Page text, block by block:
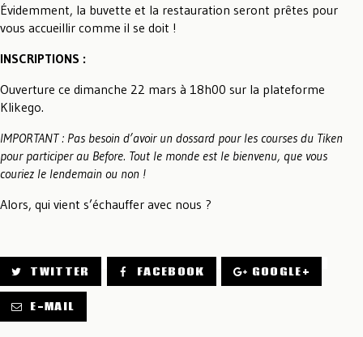
Évidemment, la buvette et la restauration seront prêtes pour
vous accueillir comme il se doit !
INSCRIPTIONS :
Ouverture ce dimanche 22 mars à 18h00 sur la plateforme
Klikego.
IMPORTANT : Pas besoin d’avoir un dossard pour les courses du Tiken
pour participer au Before. Tout le monde est le bienvenu, que vous
couriez le lendemain ou non !
Alors, qui vient s’échauffer avec nous ?
TWITTER FACEBOOK GOOGLE+
E-MAIL